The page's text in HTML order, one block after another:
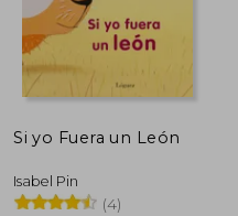
Si yo Fuera un León
Isabel Pin
(4)